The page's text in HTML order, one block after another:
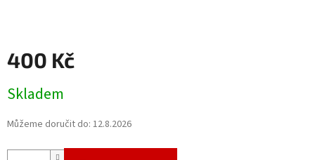
400 Kč
cena:
Skladem
Můžeme doručit do: 12.8.2026